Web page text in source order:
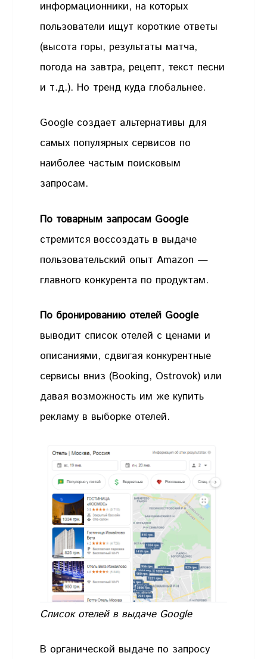
информационники, на которых
пользователи ищут короткие ответы
(высота горы, результаты матча,
погода на завтра, рецепт, текст песни
и т.д.). Но тренд куда глобальнее.
Google создает альтернативы для
самых популярных сервисов по
наиболее частым поисковым
запросам.
По товарным запросам Google
стремится воссоздать в выдаче
пользовательский опыт Amazon —
главного конкурента по продуктам.
По бронированию отелей Google
выводит список отелей с ценами и
описаниями, сдвигая конкурентные
сервисы вниз (Booking, Ostrovok) или
давая возможность им же купить
рекламу в выборке отелей.
Список отелей в выдаче Google
В органической выдаче по запросу